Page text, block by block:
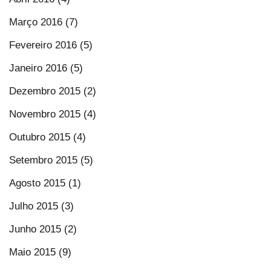
Março 2016 (7)
Fevereiro 2016 (5)
Janeiro 2016 (5)
Dezembro 2015 (2)
Novembro 2015 (4)
Outubro 2015 (4)
Setembro 2015 (5)
Agosto 2015 (1)
Julho 2015 (3)
Junho 2015 (2)
Maio 2015 (9)